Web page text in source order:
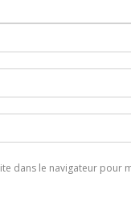
dans le navigateur pour